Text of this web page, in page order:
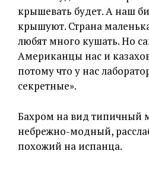
крышевать будет. А наш
крышуют. Страна
любят много кушать. Но
Американцы нас и
потому что у нас
секретные».
Бахром на вид типичный
небрежно-модный,
похожий на испанца.